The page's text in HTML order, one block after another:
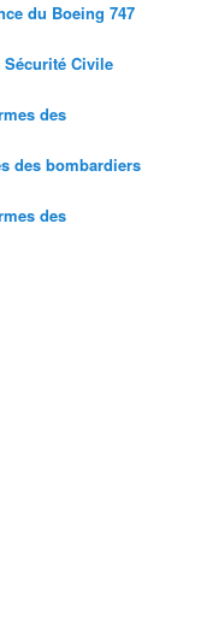
du Boeing 747
Sécurité Civile
des
des bombardiers
des